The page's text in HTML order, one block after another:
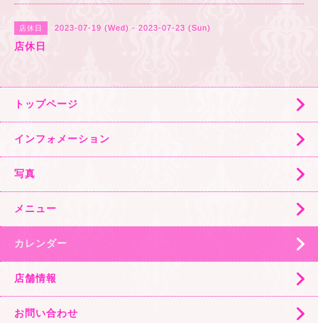
店休日 2023-07-19 (Wed) - 2023-07-23 (Sun)
店休日
トップページ
インフォメーション
写真
メニュー
カレンダー
店舗情報
お問い合わせ